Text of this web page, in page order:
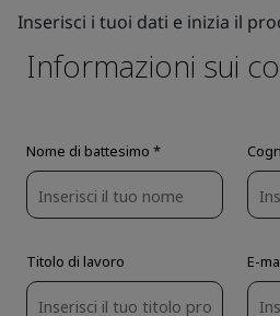
Inserisci i tuoi dati e inizia il